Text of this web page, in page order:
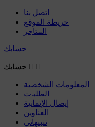
اتصل بنا
خريطة الموقع
المتاجر
حسابك
حسابك  
المعلومات الشخصية
الطلبات
إيصال الإتمانية
العناوين
تنبيهاتي